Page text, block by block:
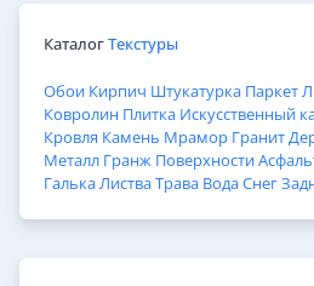
КаталогТекстуры
Обои Кирпич Штукатурка Паркет
Ковролин Плитка Искусственный
Кровля Камень Мрамор Гранит
Металл Гранж Поверхности
ГалькаЛистваТрава ВодаСнег